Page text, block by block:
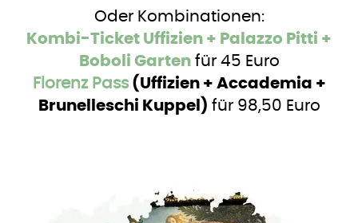
Oder Kombinationen:
Kombi-Ticket Uffizien + Palazzo Pitti +
Boboli Gartenfür 45 Euro
Florenz Pass(Uffizien + Accademia +
Brunelleschi Kuppel) für 98,50 Euro